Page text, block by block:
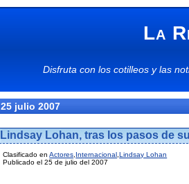
La
Disfruta con los cotilleosy las
25 julio 2007
Lindsay Lohan, tras los pasos de
Clasificado enActores Internacional ,Lindsay Lohan
Publicado el 25 de julio del 2007